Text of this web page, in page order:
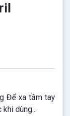
Để xa tầm tay
dùng...